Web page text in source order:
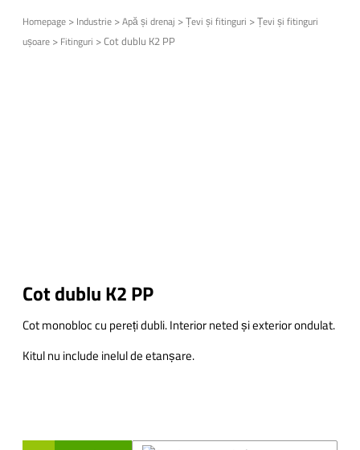
Homepage > Industrie >Apă și drenaj >Țevi și fitinguri >Țevi și fitinguri
ușoare > Fitinguri >Cot dublu K2 PP
Cot dublu K2 PP
Cot monobloc cu pereți dubli. Interior neted și exterior ondulat.
Kitul nu include inelul de etanșare.